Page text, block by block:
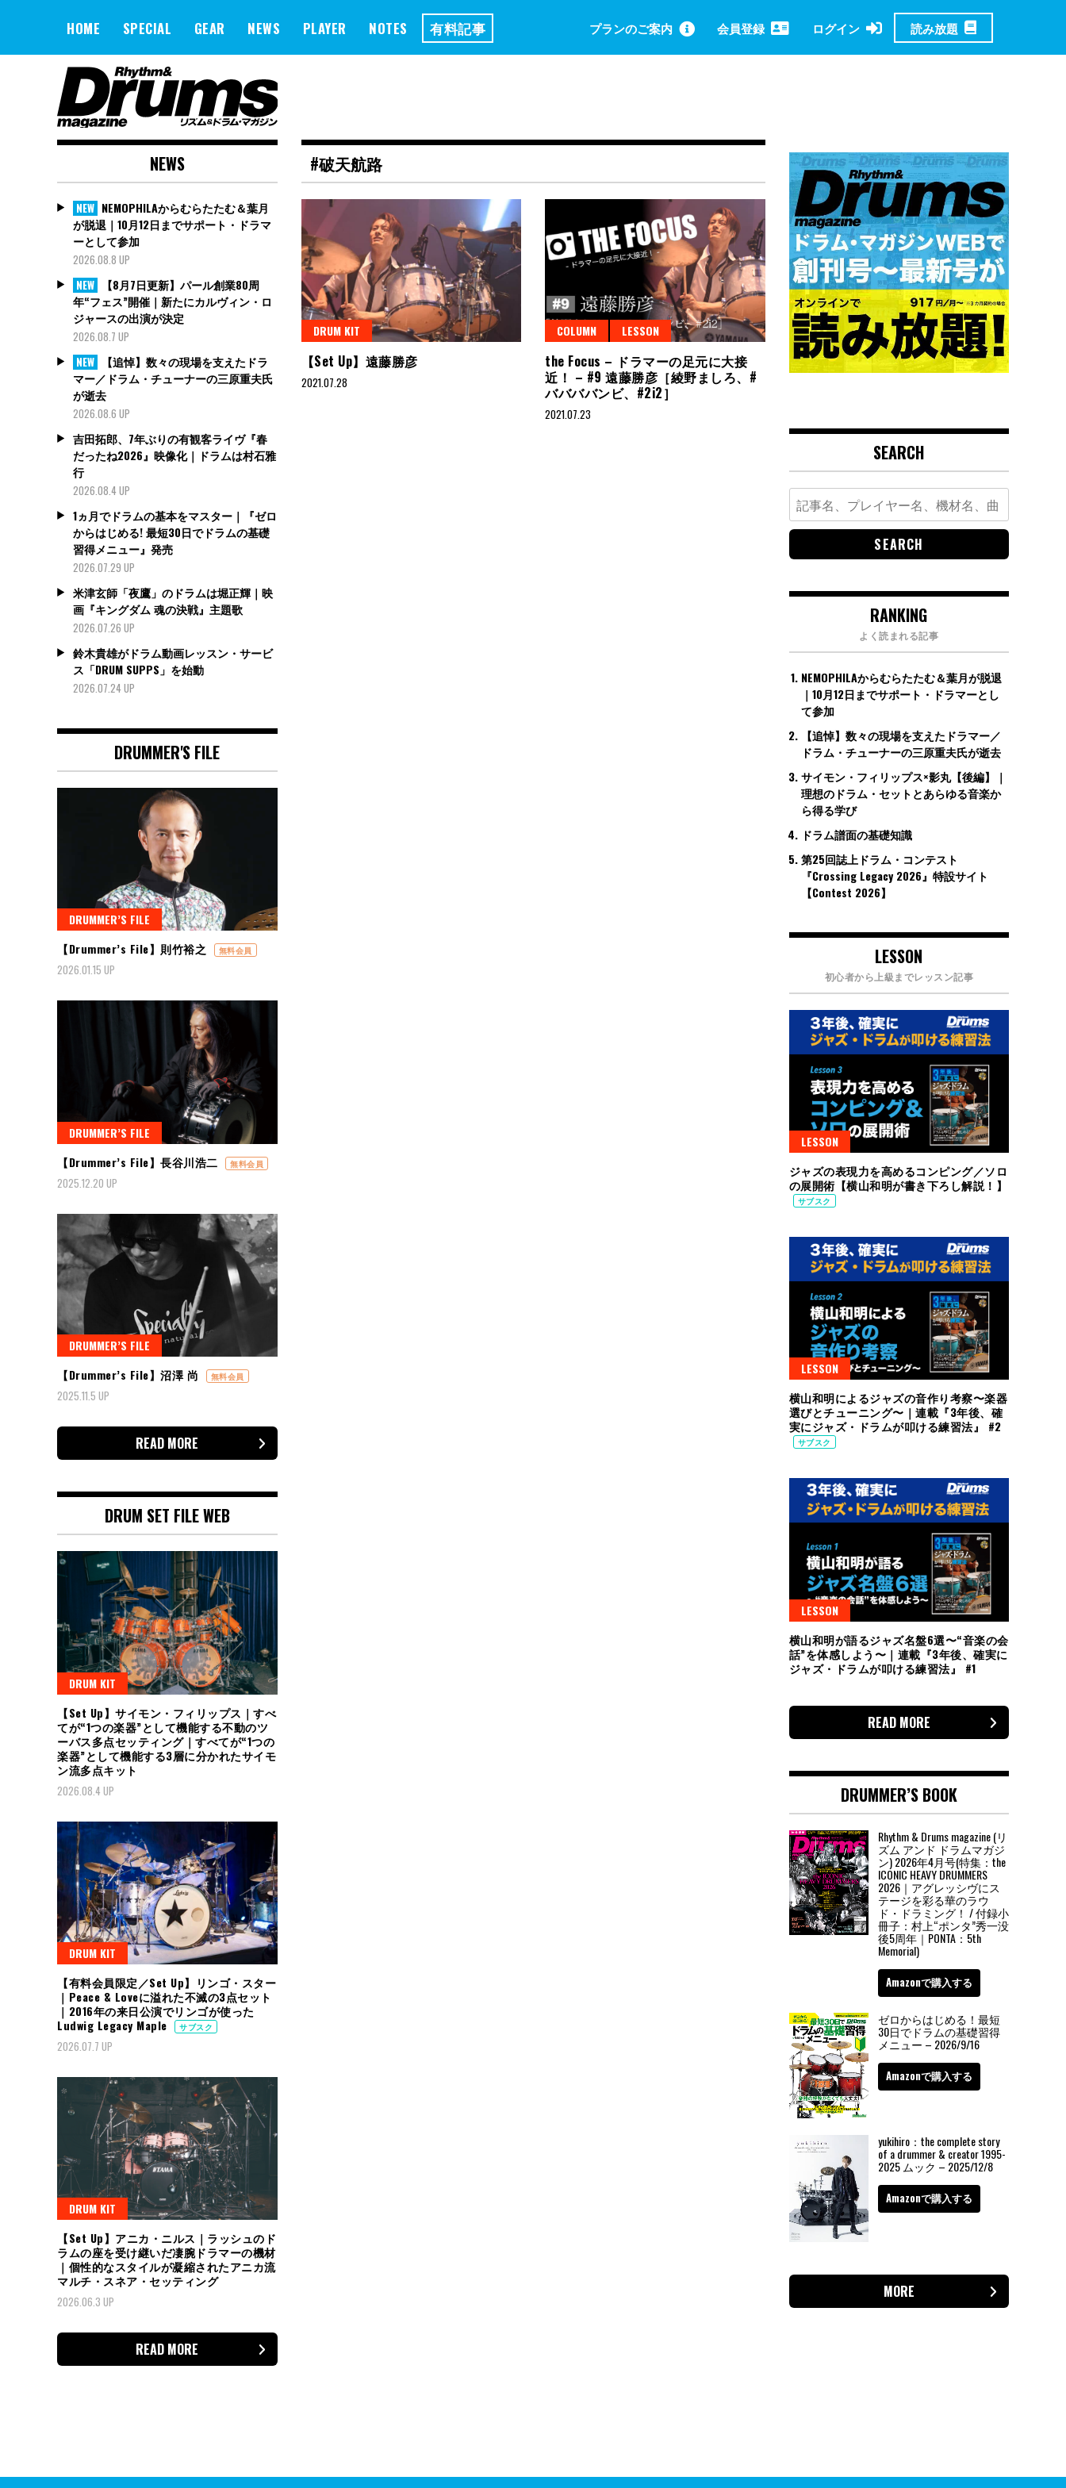
HOME SPECIAL GEAR NEWS PLAYER NOTES 有料記事 プランのご案内 会員登録 ログイン 読み放題
#破天航路
DRUM KIT
【Set Up】遠藤勝彦
2021.07.28
COLUMN LESSON
the Focus – ドラマーの足元に大接
近！ – #9 遠藤勝彦［綾野ましろ、#
ババババンビ、#2i2］
2021.07.23
NEWS
NEW NEMOPHILAからむらたたむ＆葉月
が脱退｜10月12日までサポート・ドラマ
ーとして参加
2026.08.8 UP
NEW
【8月7日更新】パール創業80周
年“フェス”開催｜新たにカルヴィン・ロ
ジャースの出演が決定
2026.08.7 UP
NEW
【追悼】数々の現場を支えたドラ
マー／ドラム・チューナーの三原重夫氏
が逝去
2026.08.6 UP
吉田拓郎、7年ぶりの有観客ライヴ『春
だったね2026』映像化｜ドラムは村石雅
行
2026.08.4 UP
1ヵ月でドラムの基本をマスター｜『ゼロ
からはじめる! 最短30日でドラムの基礎
習得メニュー』発売
2026.07.29 UP
米津玄師「夜鷹」のドラムは堀正輝｜映
画『キングダム 魂の決戦』主題歌
2026.07.26 UP
鈴木貴雄がドラム動画レッスン・サービ
ス「DRUM SUPPS」を始動
2026.07.24 UP
DRUMMER'S FILE
DRUMMER’S FILE
【Drummer’s File】則竹裕之
無料会員
2026.01.15 UP
DRUMMER’S FILE
【Drummer’s File】長谷川浩二
無料会員
2025.12.20 UP
DRUMMER’S FILE
【Drummer’s File】沼澤 尚
無料会員
2025.11.5 UP
READ MORE
DRUM SET FILE WEB
DRUM KIT
【Set Up】サイモン・フィリップス｜すべ
てが“1つの楽器”として機能する不動のツ
ーバス多点セッティング｜すべてが“1つの
楽器”として機能する3層に分かれたサイモ
ン流多点キット
2026.08.4 UP
DRUM KIT
【有料会員限定／Set Up】リンゴ・スター
｜Peace & Loveに溢れた不滅の3点セット
｜2016年の来日公演でリンゴが使った
Ludwig Legacy Maple
サブスク
2026.07.7 UP
DRUM KIT
【Set Up】アニカ・ニルス｜ラッシュのド
ラムの座を受け継いだ凄腕ドラマーの機材
｜個性的なスタイルが凝縮されたアニカ流
マルチ・スネア・セッティング
2026.06.3 UP
READ MORE
SEARCH
Search
for:
RANKING
よく読まれる記事
NEMOPHILAからむらたたむ＆葉月が脱退
｜10月12日までサポート・ドラマーとし
て参加
【追悼】数々の現場を支えたドラマー／
ドラム・チューナーの三原重夫氏が逝去
サイモン・フィリップス×影丸【後編】｜
理想のドラム・セットとあらゆる音楽か
ら得る学び
ドラム譜面の基礎知識
第25回誌上ドラム・コンテスト
『Crossing Legacy 2026』特設サイト
【Contest 2026】
LESSON
初心者から上級までレッスン記事
LESSON
ジャズの表現力を高めるコンピング／ソロ
の展開術【横山和明が書き下ろし解説！】
サブスク
LESSON
横山和明によるジャズの音作り考察〜楽器
選びとチューニング〜｜連載『3年後、確
実にジャズ・ドラムが叩ける練習法』 #2
サブスク
LESSON
横山和明が語るジャズ名盤6選〜“音楽の会
話”を体感しよう〜｜連載『3年後、確実に
ジャズ・ドラムが叩ける練習法』 #1
READ MORE
DRUMMER’S BOOK
Rhythm & Drums magazine (リ
ズム アンド ドラムマガジ
ン) 2026年4月号(特集：the
ICONIC HEAVY DRUMMERS
2026｜アグレッシヴにス
テージを彩る華のラウ
ド・ドラミング！ / 付録小
冊子：村上“ポンタ”秀一没
後5周年｜PONTA：5th
Memorial)
Amazonで購入する
ゼロからはじめる！最短
30日でドラムの基礎習得
メニュー – 2026/9/16
Amazonで購入する
yukihiro：the complete story
of a drummer & creator 1995-
2025 ムック – 2025/12/8
Amazonで購入する
MORE